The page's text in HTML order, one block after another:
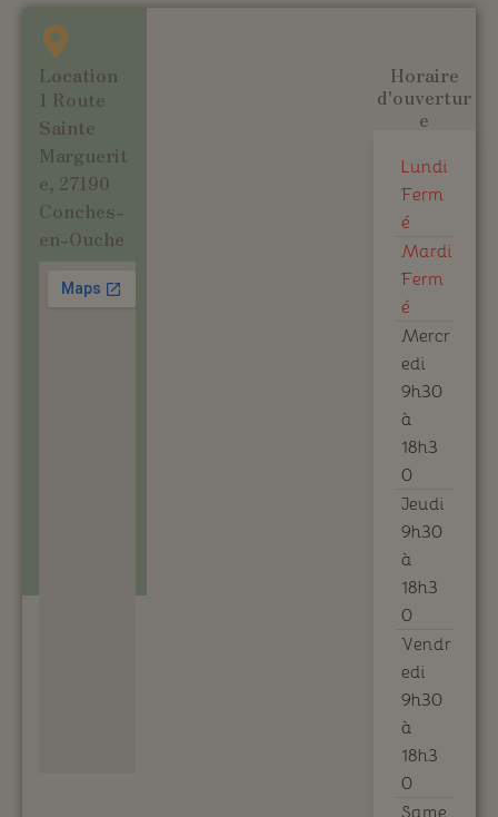
Location
1 Route
Sainte
Marguerit
e, 27190
Conches-
en-Ouche
Horaire
d'ouvertur
e
Lundi
Ferm
é
Mardi
Ferm
é
Mercr
edi
9h30
à
18h3
0
Jeudi
9h30
à
18h3
0
Vendr
edi
9h30
à
18h3
0